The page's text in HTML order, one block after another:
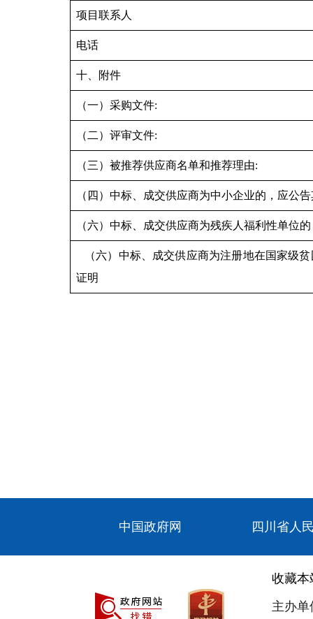
项目联系人
电话
十、附件
（一）采购文件:
（二）评审文件:
（三）被推荐供应商名单和推荐理由:
（四）中标、成交供应商为中小企业的，应公
（六）中标、成交供应商为残疾人福利性单位
（六）中标、成交供应商为注册地在国家级
证明
中国政府网 四川省人
收藏本
主办